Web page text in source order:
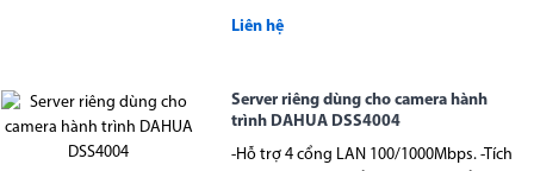
Liên hệ
Server riêng dùng cho camera hành
trình DAHUA DSS4004
-Hỗ trợ 4 cổng LAN 100/1000Mbps. -Tích